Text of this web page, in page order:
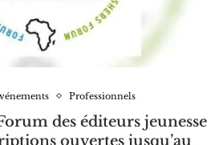
Professionnels
des éditeurs jeunesse
ouvertes jusqu’au